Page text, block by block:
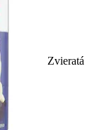
Zvieratá